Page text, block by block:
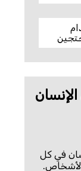
في كل
الأشخاص.